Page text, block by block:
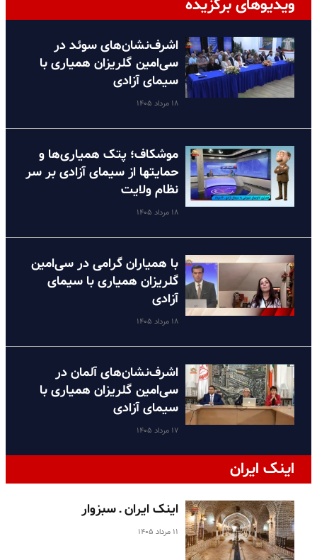
ویدیوهای برگزیده
اشرف‌نشان‌های سوئد در
سی‌امین گلریزان همیاری با
سیمای آزادی
۱۸ مرداد ۱۴۰۵
موشکاف؛ پتک همیاری‌ها و
حمایتها از سیمای آزادی بر سر
نظام ولایت
۱۸ مرداد ۱۴۰۵
با همیاران گرامی در سی‌امین
گلریزان همیاری با سیمای
آزادی
۱۸ مرداد ۱۴۰۵
اشرف‌نشان‌های آلمان در
سی‌امین گلریزان همیاری با
سیمای آزادی
۱۷ مرداد ۱۴۰۵
اینک ایران
اینک ایران ـ سبزوار
۱۱ مرداد ۱۴۰۵